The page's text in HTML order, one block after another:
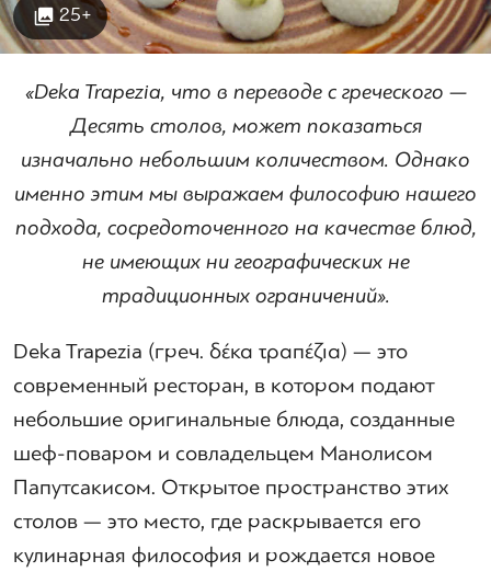
25+
«Deka Trapezia, что в переводе с греческого —
Десять столов, может показаться
изначально небольшим количеством. Однако
именно этим мы выражаем философию нашего
подхода, сосредоточенного на качестве блюд,
не имеющих ни географических не
традиционных ограничений».
Deka Trapezia (греч. δέκα τραπέζια) — это
современный ресторан, в котором подают
небольшие оригинальные блюда, созданные
шеф-поваром и совладельцем Манолисом
Папутсакисом. Открытое пространство этих
столов — это место, где раскрывается его
кулинарная философия и рождается новое